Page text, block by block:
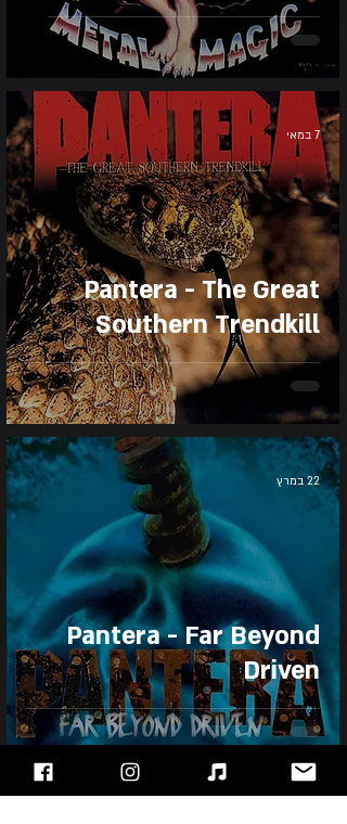
Pantera - The Great
Southern Trendkill
7 במאי
Pantera - Far Beyond
Driven
22 במרץ